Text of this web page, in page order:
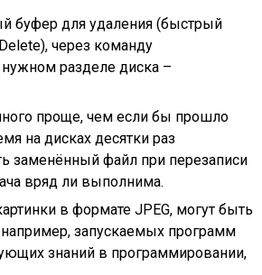
буфер для удаления (быстрый
через команду
разделе диска –
проще, чем если бы прошло
на дисках десятки раз
заменённый файл при перезаписи
вряд ли выполнима.
в формате JPEG, могут быть
например, запускаемых программ
знаний в программировании,